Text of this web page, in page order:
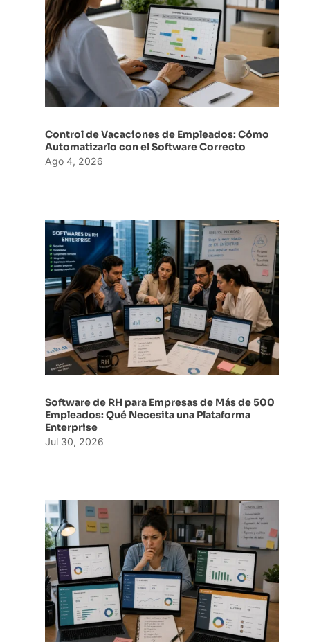
Control de Vacaciones de Empleados: Cómo
Automatizarlo con el Software Correcto
Ago 4, 2026
Software de RH para Empresas de Más de 500
Empleados: Qué Necesita una Plataforma
Enterprise
Jul 30, 2026